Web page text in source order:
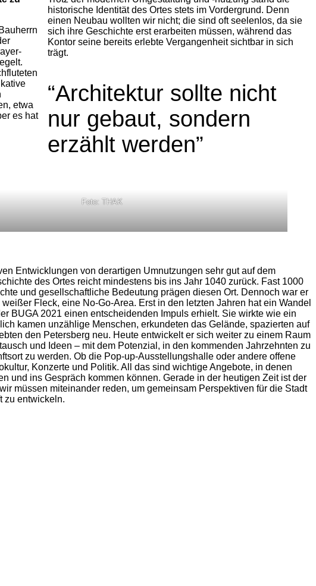
etwa
es hat
historische Identität des Ortes stets im Vordergrund. Denn
einen Neubau wollten wir nicht; die sind oft seelenlos, da sie
sich ihre Geschichte erst erarbeiten müssen, während das
Kontor seine bereits erlebte Vergangenheit sichtbar in sich
trägt.
“Architektur sollte nicht
nur gebaut, sondern
erzählt werden”
Foto: THAK
Entwicklungen von derartigen Umnutzungen sehr gut auf dem
des Ortes reicht mindestens bis ins Jahr 1040 zurück. Fast 1000
und gesellschaftliche Bedeutung prägen diesen Ort. Dennoch war er
Fleck, eine No-Go-Area. Erst in den letzten Jahren hat ein Wandel
BUGA 2021 einen entscheidenden Impuls erhielt. Sie wirkte wie ein
kamen unzählige Menschen, erkundeten das Gelände, spazierten auf
den Petersberg neu. Heute entwickelt er sich weiter zu einem Raum
und Ideen – mit dem Potenzial, in den kommenden Jahrzehnten zu
zu werden. Ob die Pop-up-Ausstellungshalle oder andere offene
Konzerte und Politik. All das sind wichtige Angebote, in denen
und ins Gespräch kommen können. Gerade in der heutigen Zeit ist der
müssen miteinander reden, um gemeinsam Perspektiven für die Stadt
zu entwickeln.